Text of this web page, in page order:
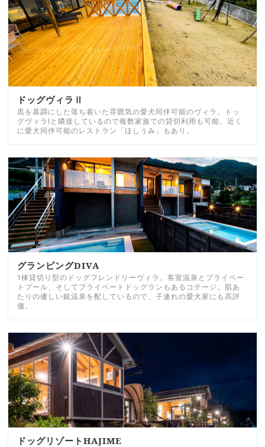
ドッグヴィラⅡ
黒を基調にした落ち着いた雰囲気の愛犬同伴可能のヴィラ。ドッ
グヴィラⅠと隣接しているので複数家族での貸切利用も可能。近く
に愛犬同伴可能のレストラン「ほしうみ」もあり。
グランピングDIVA
1棟貸切り型のドッグフレンドリーヴィラ。客室温泉とプライベー
トプール、そしてプライベートドッグランもあるコテージ。肌あ
たりの優しい銀温泉を配しているので、子連れの愛犬家にも高評
価。
ドッグリゾートHAJIME